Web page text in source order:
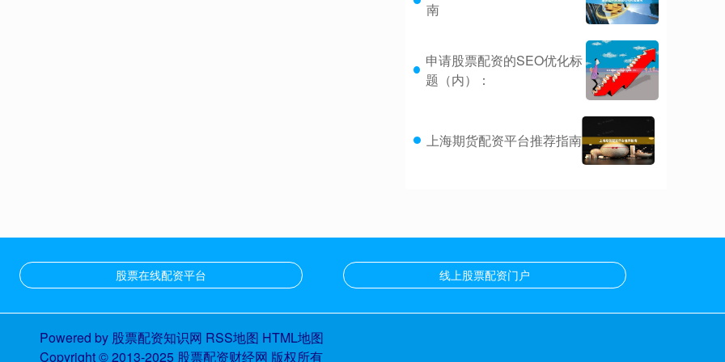
南
申请股票配资的SEO优化标
题（内）：
上海期货配资平台推荐指南
股票在线配资平台 线上股票配资门户
Powered by 股票配资知识网 RSS地图 HTML地图
Copyright© 2013-2025 股票配资财经网 版权所有